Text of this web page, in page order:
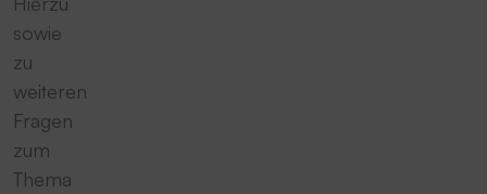
sowie
zu
weiteren
Fragen
zum
Thema